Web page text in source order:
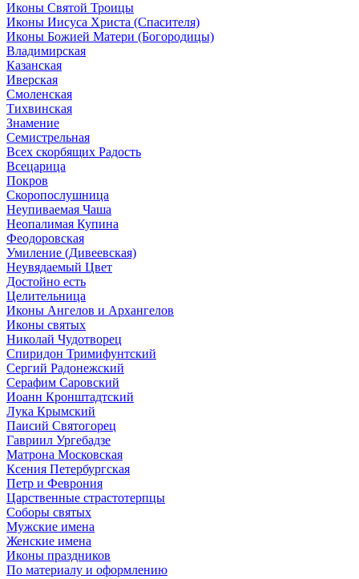
Иконы Святой Троицы
Иконы Иисуса Христа (Спасителя)
Иконы Божией Матери (Богородицы)
Владимирская
Казанская
Иверская
Смоленская
Тихвинская
Знамение
Семистрельная
Всех скорбящих Радость
Всецарица
Покров
Скоропослушница
Неупиваемая Чаша
Неопалимая Купина
Феодоровская
Умиление (Дивеевская)
Неувядаемый Цвет
Достойно есть
Целительница
Иконы Ангелов и Архангелов
Иконы святых
Николай Чудотворец
Спиридон Тримифунтский
Сергий Радонежский
Серафим Саровский
Иоанн Кронштадтский
Лука Крымский
Паисий Святогорец
Гавриил Ургебадзе
Матрона Московская
Ксения Петербургская
Петр и Феврония
Царственные страстотерпцы
Соборы святых
Мужские имена
Женские имена
Иконы праздников
По материалу и оформлению